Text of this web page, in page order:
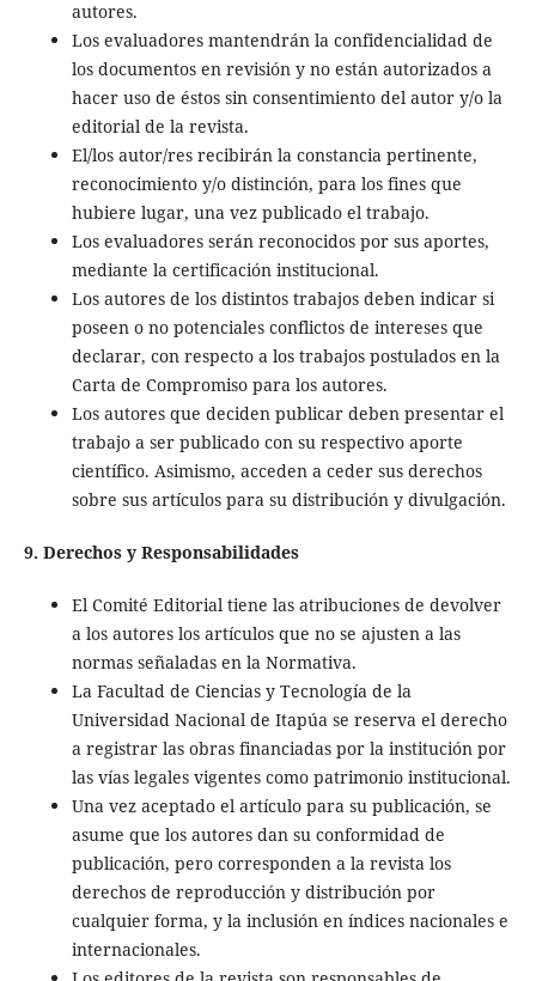
autores.
Los evaluadores mantendrán la confidencialidad de
los documentos en revisión y no están autorizados a
hacer uso de éstos sin consentimiento del autor y/o la
editorial de la revista.
El/los autor/res recibirán la constancia pertinente,
reconocimiento y/o distinción, para los fines que
hubiere lugar, una vez publicado el trabajo.
Los evaluadores serán reconocidos por sus aportes,
mediante la certificación institucional.
Los autores de los distintos trabajos deben indicar si
poseen o no potenciales conflictos de intereses que
declarar, con respecto a los trabajos postulados en la
Carta de Compromiso para los autores.
Los autores que deciden publicar deben presentar el
trabajo a ser publicado con su respectivo aporte
científico. Asimismo, acceden a ceder sus derechos
sobre sus artículos para su distribución y divulgación.
9. Derechos y Responsabilidades
El Comité Editorial tiene las atribuciones de devolver
a los autores los artículos que no se ajusten a las
normas señaladas en la Normativa.
La Facultad de Ciencias y Tecnología de la
Universidad Nacional de Itapúa se reserva el derecho
a registrar las obras financiadas por la institución por
las vías legales vigentes como patrimonio institucional.
Una vez aceptado el artículo para su publicación, se
asume que los autores dan su conformidad de
publicación, pero corresponden a la revista los
derechos de reproducción y distribución por
cualquier forma, y la inclusión en índices nacionales e
internacionales.